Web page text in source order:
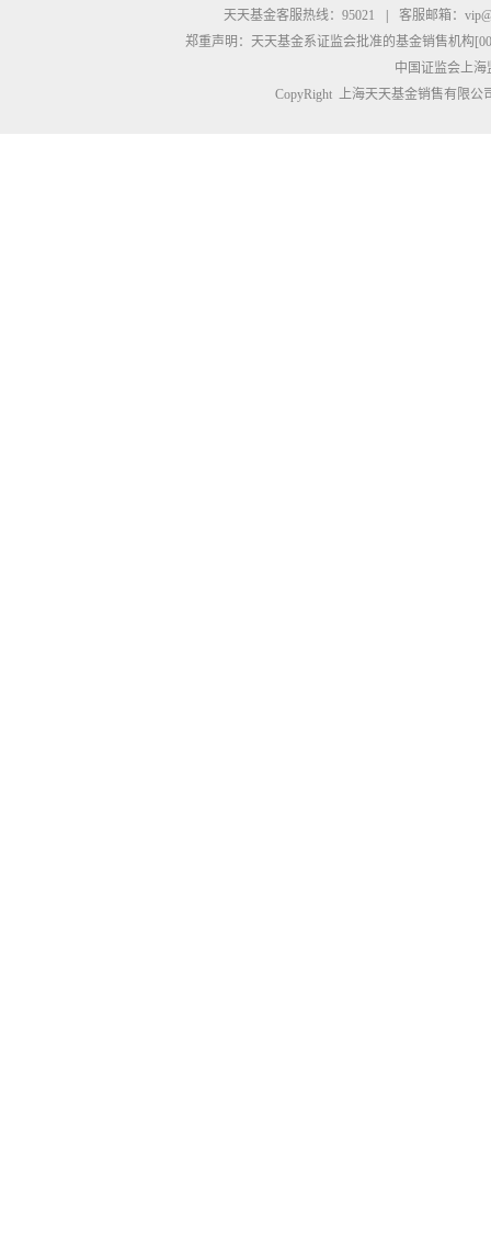
天天基金客服热线：95021
客服邮箱：
郑重声明： 天天基金系证监会批准的基金销售机构
中国证监会上
CopyRight 上海天天基金销售有限